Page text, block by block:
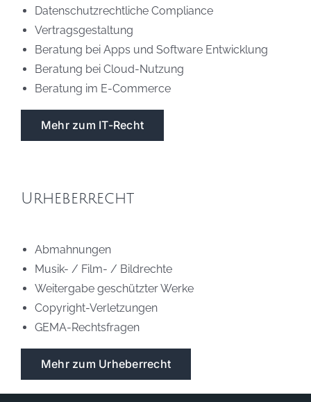
Datenschutzrechtliche Compliance
Vertragsgestaltung
Beratung bei Apps und Software Entwicklung
Beratung bei Cloud-Nutzung
Beratung im E-Commerce
Mehr zum IT-Recht
Urheberrecht
Abmahnungen
Musik- / Film- / Bildrechte
Weitergabe geschützter Werke
Copyright-Verletzungen
GEMA-Rechtsfragen
Mehr zum Urheberrecht